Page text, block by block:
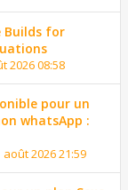
Builds for
2026 08:58
pour un
whatsApp :
août 2026 21:59